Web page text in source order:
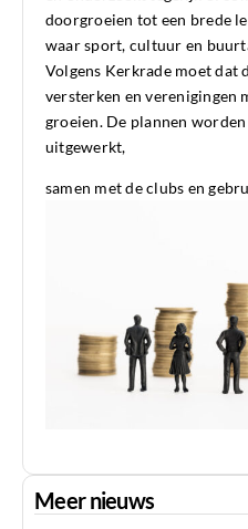
doorgroeien tot een brede
waar sport, cultuur en
Volgens Kerkrade moet dat
versterken en verenigingen
groeien. De plannen
uitgewerkt,
samen met de clubs en
Meer nieuws